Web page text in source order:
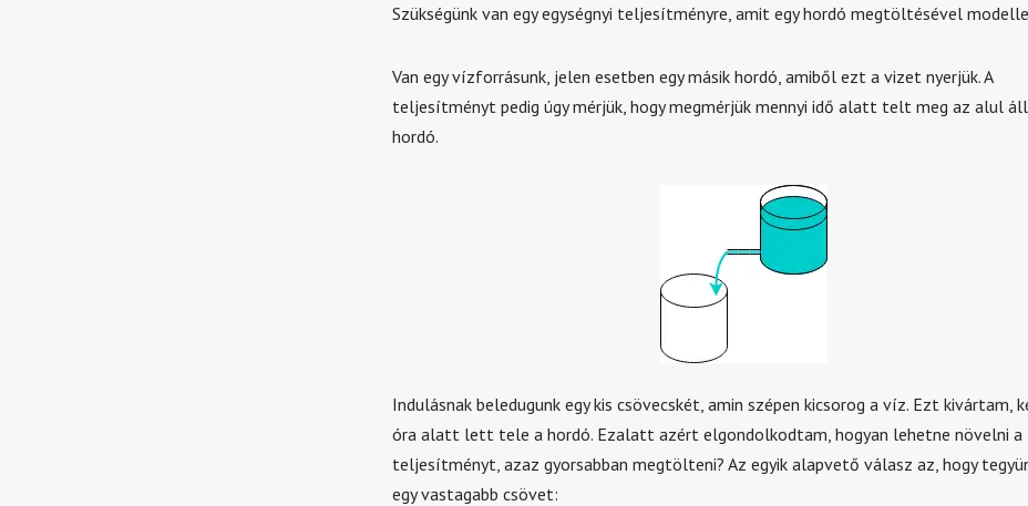
Szükségünk van egy egységnyi teljesítményre, amit egy hordó megtöltésével
Van egy vízforrásunk, jelen esetben egy másik hordó, amiből ezt a vizet nyerjük. A
teljesítményt pedig úgy mérjük, hogy megmérjük mennyi idő alatt telt meg az alul
hordó.
Indulásnak beledugunk egy kis csövecskét, amin szépen kicsorog a víz. Ezt kivártam,
óra alatt lett tele a hordó. Ezalatt azért elgondolkodtam, hogyan lehetne növelni a
teljesítményt, azaz gyorsabban megtölteni? Az egyik alapvető válasz az, hogy
egy vastagabb csövet: